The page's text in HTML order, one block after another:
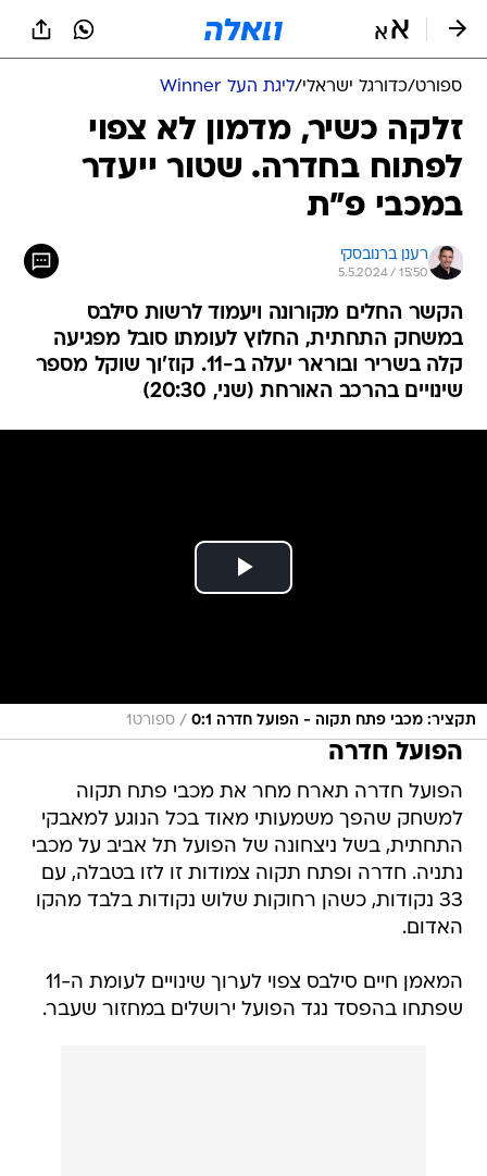
ספורט/כדורגל ישראלי/ליגת העל Winner
זלקה כשיר, מדמון לא צפוי
לפתוח בחדרה. שטור ייעדר
במכבי פ"ת
רענן ברנובסקי
5.5.2024 / 15:50
הקשר החלים מקורונה ויעמוד לרשות סילבס
במשחק התחתית, החלוץ לעומתו סובל מפגיעה
קלה בשריר ובוראר יעלה ב-11. קוז'וך שוקל מספר
שינויים בהרכב האורחת (שני, 20:30)
תקציר: מכבי פתח תקוה - הפועל חדרה 0:1 / ספורט1
הפועל חדרה
הפועל חדרה תארח מחר את מכבי פתח תקוה
למשחק שהפך משמעותי מאוד בכל הנוגע למאבקי
התחתית, בשל ניצחונה של הפועל תל אביב על מכבי
נתניה. חדרה ופתח תקוה צמודות זו לזו בטבלה, עם
33 נקודות, כשהן רחוקות שלוש נקודות בלבד מהקו
האדום.
המאמן חיים סילבס צפוי לערוך שינויים לעומת ה-11
שפתחו בהפסד נגד הפועל ירושלים במחזור שעבר.